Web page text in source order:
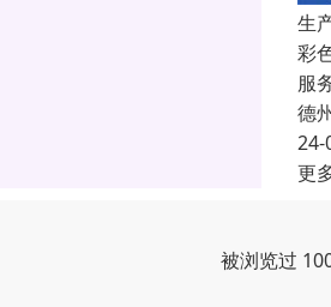
生
彩
服
德
24-
更
被浏览过